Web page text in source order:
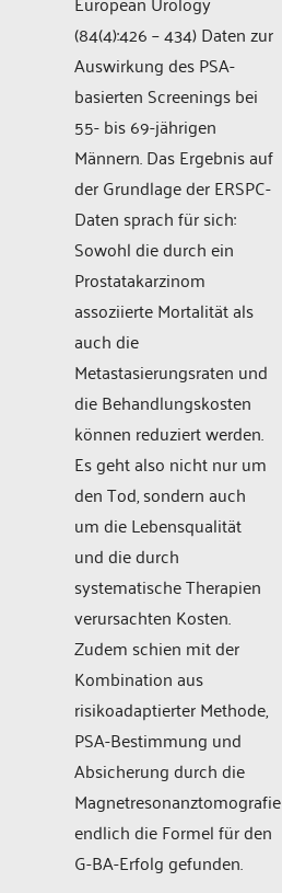
(84(4):426 – 434) Daten zur
Auswirkung des PSA-
basierten Screenings bei
55- bis 69-jährigen
Männern. Das Ergebnis auf
der Grundlage der ERSPC-
Daten sprach für sich:
Sowohl die durch ein
Prostatakarzinom
assoziierte Mortalität als
auch die
Metastasierungsraten und
die Behandlungskosten
können reduziert werden.
Es geht also nicht nur um
den Tod, sondern auch
um die Lebensqualität
und die durch
systematische Therapien
verursachten Kosten.
Zudem schien mit der
Kombination aus
risikoadaptierter Methode,
PSA-Bestimmung und
Absicherung durch die
Magnetresonanztomografie
endlich die Formel für den
G-BA-Erfolg gefunden.